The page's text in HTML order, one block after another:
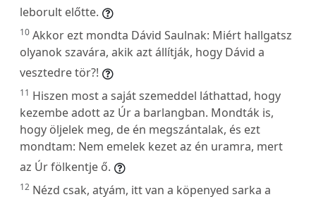
leborult előtte.
10 Akkor ezt mondta Dávid Saulnak: Miért hallgatsz
olyanok szavára, akik azt állítják, hogy Dávid a
vesztedre tör?!
11 Hiszen most a saját szemeddel láthattad, hogy
kezembe adott az Úr a barlangban. Mondták is,
hogy öljelek meg, de én megszántalak, és ezt
mondtam: Nem emelek kezet az én uramra, mert
az Úr fölkentje ő.
12 Nézd csak, atyám, itt van a köpenyed sarka a